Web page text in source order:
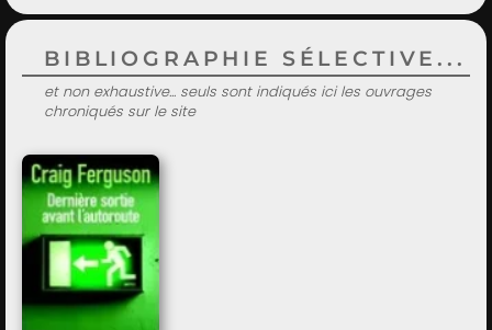
BIBLIOGRAPHIE SÉLECTIVE...
et non exhaustive... seuls sont indiqués ici les ouvrages
chroniqués sur le site